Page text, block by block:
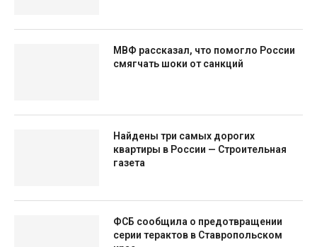
МВФ рассказал, что помогло России
смягчать шоки от санкций
Найдены три самых дорогих
квартиры в России — Строительная
газета
ФСБ сообщила о предотвращении
серии терактов в Ставропольском